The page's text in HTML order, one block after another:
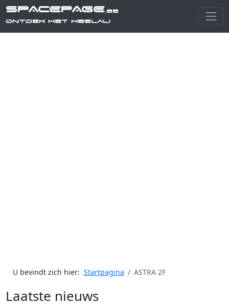
SPACEPAGE.be
Ontdek het heelal!
U bevindt zich hier: Startpagina ASTRA 2F
Laatste nieuws